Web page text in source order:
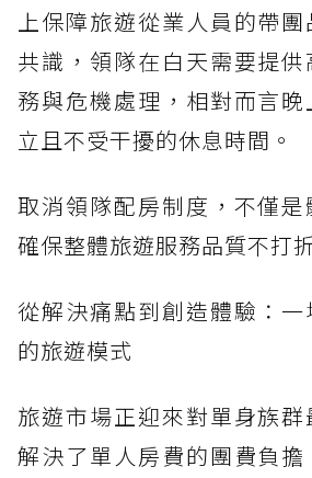
上保障旅遊從業人員的帶
共識，領隊在白天需要提
務與危機處理，相對而言
立且不受干擾的休息時間。
取消領隊配房制度，不僅
確保整體旅遊服務品質不打
從解決痛點到創造體驗：
的旅遊模式
旅遊市場正迎來對單身族群
解決了單人房費的團費負擔